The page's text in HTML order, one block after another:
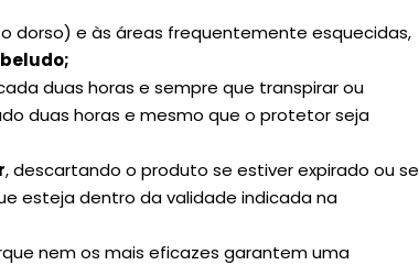
dorso) e às áreas frequentemente esquecidas,
duas horas e sempre que transpirar ou
duas horas e mesmo que o protetor seja
, descartando o produto se estiver expirado ou se
esteja dentro da validade indicada na
nem os mais eficazes garantem uma